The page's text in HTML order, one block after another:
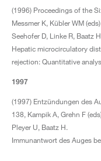
(1996) Proceedings of the
Messmer K, Kübler WM
Seehofer D, Linke R, Baatz
Hepatic microcirculatory
rejection: Quantitative
1997
(1997) Entzündungen des
138, Kampik A, Grehn F
Pleyer U, Baatz H.
Immunantwort des Auges